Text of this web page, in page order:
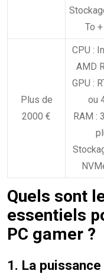
To
Plus de
2000 €
CPU :
AMD
GPU :
ou
RAM :
Quels sont
essentiels
PC gamer ?
1. La